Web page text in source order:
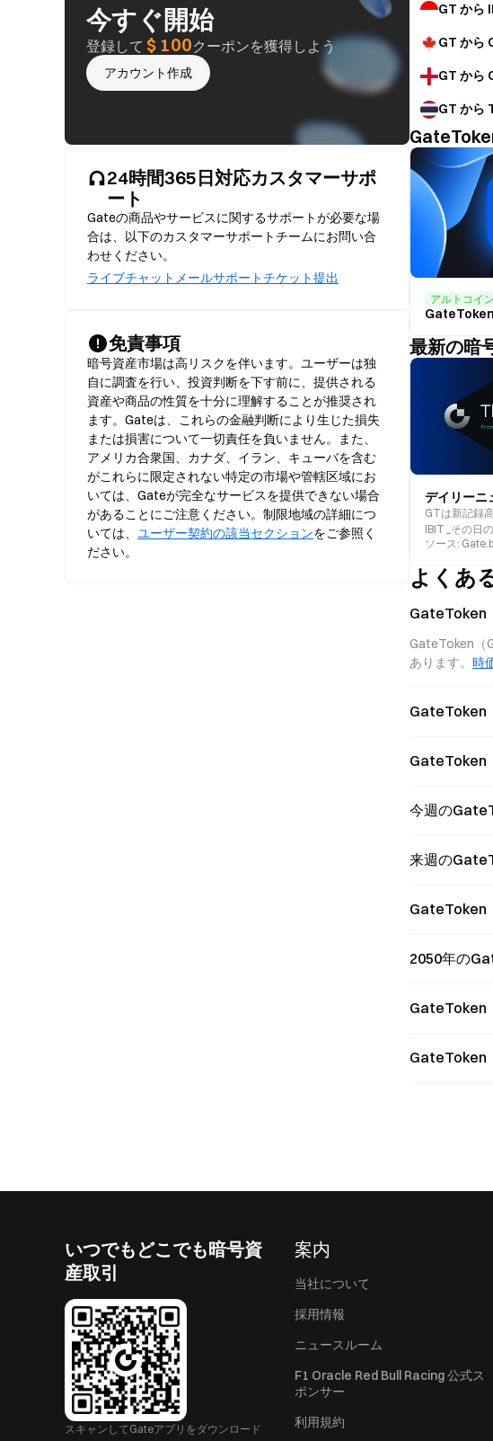
今すぐ開始
登録して $ 100クーポンを獲得しよう
アカウント作成
24時間365日対応カスタマーサポ
ート
Gateの商品やサービスに関するサポートが必要な場
合は、以下のカスタマーサポートチームにお問い合
わせください。
ライブチャット メールサポートチケット提出
免責事項
暗号資産市場は高リスクを伴います。ユーザーは独
自に調査を行い、投資判断を下す前に、提供される
資産や商品の性質を十分に理解することが推奨され
ます。Gateは、これらの金融判断により生じた損失
または損害について一切責任を負いません。また、
アメリカ合衆国、カナダ、イラン、キューバを含む
がこれらに限定されない特定の市場や管轄区域にお
いては、Gateが完全なサービスを提供できない場合
があることにご注意ください。制限地域の詳細につ
いては、 ユーザー契約の該当セクションをご参照く
ださい。
GT から
GT から
GT から
GT から
アルトコイ
最新の暗
GTは新記録
IBIT _その日
高に達しまし
AIXBTは引っ
ソース :
よくあ
GateToken
GateToken（
あります。 時
GateToken
GateToken
今週の
来週の
GateToken
2050年の
GateToken
GateToken
いつでもどこでも暗号資
産取引
スキャンしてGateアプリをダウンロード
案内
当社について
採用情報
ニュースルーム
F1 Oracle Red Bull Racing 公式ス
ポンサー
利用規約